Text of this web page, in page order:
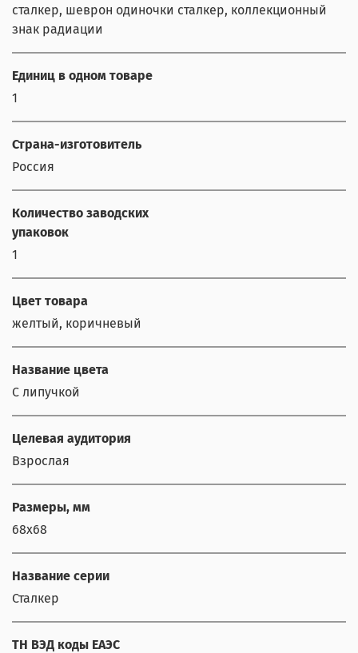
сталкер, шеврон одиночки сталкер, коллекционный
знак радиации
Единиц в одном товаре
1
Страна-изготовитель
Россия
Количество заводских
упаковок
1
Цвет товара
желтый, коричневый
Название цвета
С липучкой
Целевая аудитория
Взрослая
Размеры, мм
68x68
Название серии
Сталкер
ТН ВЭД коды ЕАЭС